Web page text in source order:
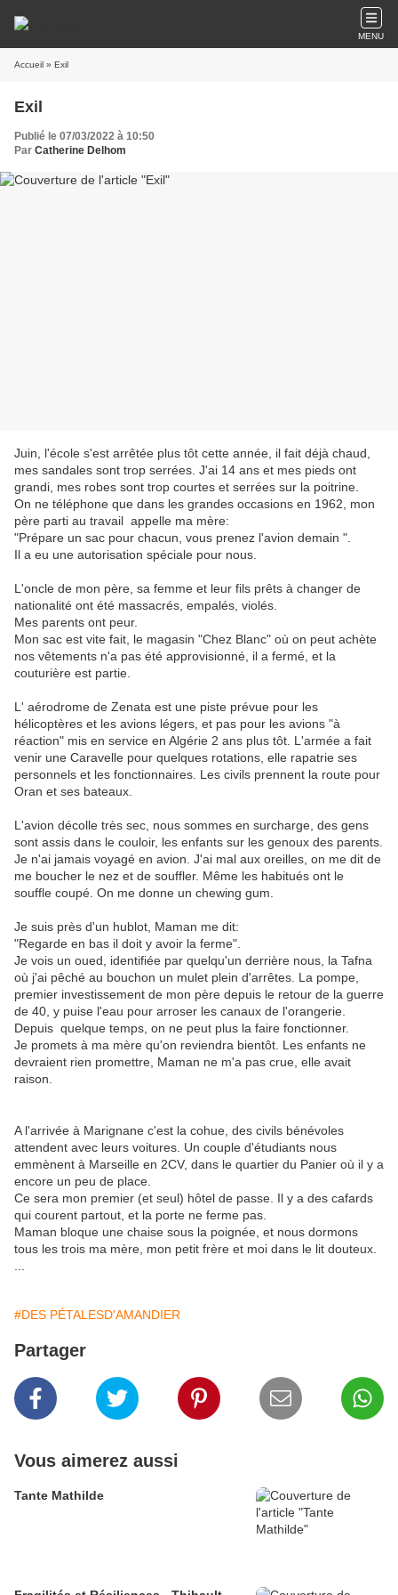
MENU
Accueil » Exil
Exil
Publié le 07/03/2022 à 10:50
Par Catherine Delhom
Juin, l'école s'est arrêtée plus tôt cette année, il fait déjà chaud,
mes sandales sont trop serrées. J'ai 14 ans et mes pieds ont
grandi, mes robes sont trop courtes et serrées sur la poitrine.
On ne téléphone que dans les grandes occasions en 1962, mon
père parti au travail appelle ma mère:
"Prépare un sac pour chacun, vous prenez l'avion demain ".
Il a eu une autorisation spéciale pour nous.
L'oncle de mon père, sa femme et leur fils prêts à changer de
nationalité ont été massacrés, empalés, violés.
Mes parents ont peur.
Mon sac est vite fait, le magasin "Chez Blanc" où on peut achète
nos vêtements n'a pas été approvisionné, il a fermé, et la
couturière est partie.
L' aérodrome de Zenata est une piste prévue pour les
hélicoptères et les avions légers, et pas pour les avions "à
réaction" mis en service en Algérie 2 ans plus tôt. L'armée a fait
venir une Caravelle pour quelques rotations, elle rapatrie ses
personnels et les fonctionnaires. Les civils prennent la route pour
Oran et ses bateaux.
L'avion décolle très sec, nous sommes en surcharge, des gens
sont assis dans le couloir, les enfants sur les genoux des parents.
Je n'ai jamais voyagé en avion. J'ai mal aux oreilles, on me dit de
me boucher le nez et de souffler. Même les habitués ont le
souffle coupé. On me donne un chewing gum.
Je suis près d'un hublot, Maman me dit:
"Regarde en bas il doit y avoir la ferme".
Je vois un oued, identifiée par quelqu'un derrière nous, la Tafna
où j'ai pêché au bouchon un mulet plein d'arrêtes. La pompe,
premier investissement de mon père depuis le retour de la guerre
de 40, y puise l'eau pour arroser les canaux de l'orangerie.
Depuis quelque temps, on ne peut plus la faire fonctionner.
Je promets à ma mère qu'on reviendra bientôt. Les enfants ne
devraient rien promettre, Maman ne m'a pas crue, elle avait
raison.
A l'arrivée à Marignane c'est la cohue, des civils bénévoles
attendent avec leurs voitures. Un couple d'étudiants nous
emmènent à Marseille en 2CV, dans le quartier du Panier où il y a
encore un peu de place.
Ce sera mon premier (et seul) hôtel de passe. Il y a des cafards
qui courent partout, et la porte ne ferme pas.
Maman bloque une chaise sous la poignée, et nous dormons
tous les trois ma mère, mon petit frère et moi dans le lit douteux.
#DES PÉTALESD'AMANDIER
Partager
Vous aimerez aussi
Tante Mathilde